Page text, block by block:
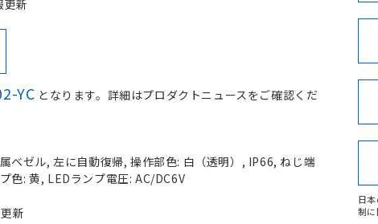
新
YC となります。詳細はプロダクトニュースをご確認くだ
ベゼル, 左に自動復帰, 操作部色: 白（透明）, IP66, ねじ端
色: 黄, LEDランプ電圧: AC/DC6V
新
日
制に